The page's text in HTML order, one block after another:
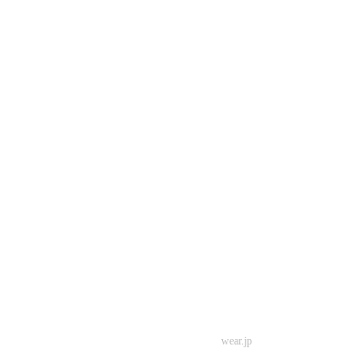
wear.jp